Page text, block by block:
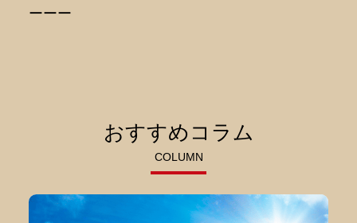
ーーー
おすすめコラム
COLUMN